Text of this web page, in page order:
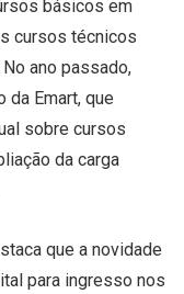
básicos em
cursos técnicos
ano passado,
da Emart, que
sobre cursos
da carga
que a novidade
para ingresso nos